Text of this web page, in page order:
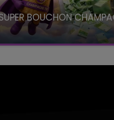
BOUCHON
La Famille Champagne FM,